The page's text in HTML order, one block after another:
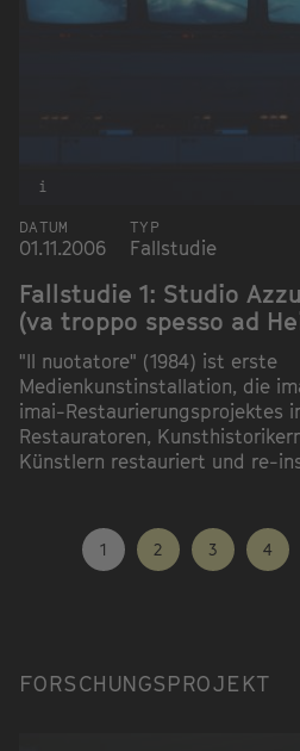
i
DATUM
01.11.2006
TYP
Fallstudie
Fallstudie 1: Studio
(va troppo spesso ad
"Il nuotatore" (1984) ist erste
Medienkunstinstallation, die
imai-Restaurierungsprojektes
Restauratoren,
Künstlern restauriert und re-
1 2 3 4
FORSCHUNGSPROJEKT